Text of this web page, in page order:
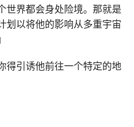
世界都会身处险境。那就是
划以将他的影响从多重宇宙
得引诱他前往一个特定的地